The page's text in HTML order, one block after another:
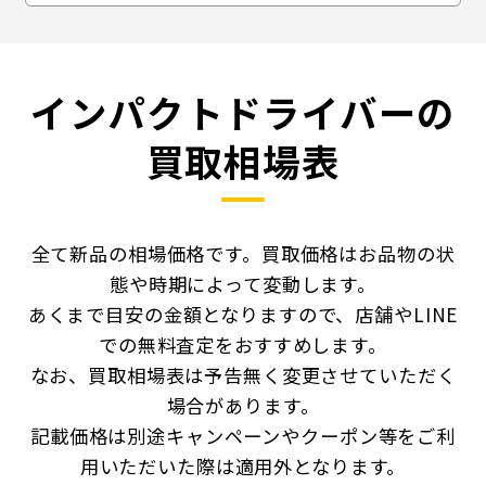
インパクトドライバーの
買取相場表
全て新品の相場価格です。買取価格はお品物の状
態や時期によって変動します。
あくまで目安の金額となりますので、店舗やLINE
での無料査定をおすすめします。
なお、買取相場表は予告無く変更させていただく
場合があります。
記載価格は別途キャンペーンやクーポン等をご利
用いただいた際は適用外となります。